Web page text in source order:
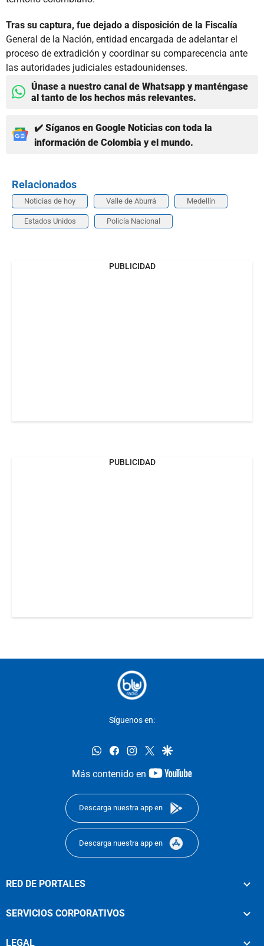
Tras su captura, fue dejado a disposición de la Fiscalía
General de la Nación, entidad encargada de adelantar el
proceso de extradición y coordinar su comparecencia ante
las autoridades judiciales estadounidenses.
Únase a nuestro canal de Whatsapp y manténgase
al tanto de los hechos más relevantes.
✔️ Síganos en Google Noticias con toda la
información de Colombia y el mundo.
Relacionados
Noticias de hoy Valle de Aburrá Medellín
Estados Unidos Policía Nacional
PUBLICIDAD
PUBLICIDAD
Síguenos en:
whatsappfacebookinstagram
twittergoogle
Más contenido en
youtube-
Descarga nuestra app en
Descarga nuestra app en
RED DE PORTALES
SERVICIOS CORPORATIVOS
LEGAL